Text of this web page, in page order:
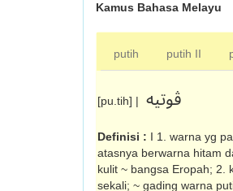
Kamus Bahasa Melayu
putih putih II
[pu.tih] | ڤوتيه
Definisi : I 1. warna yg
atasnya berwarna hitam
kulit ~ bangsa Eropah; 2.
sekali; ~ gading warna